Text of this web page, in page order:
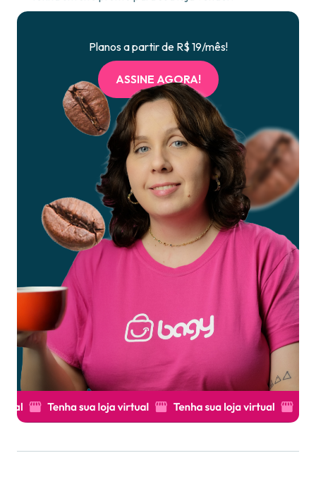
Planos a partir de R$ 19/mês!
ASSINE AGORA!